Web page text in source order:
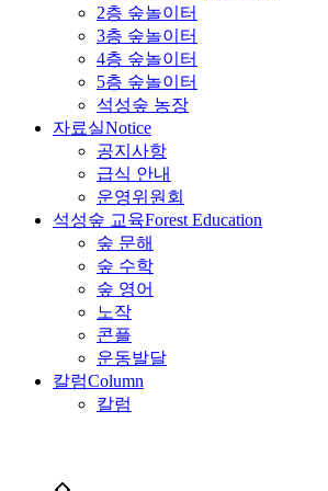
2층 숲놀이터
3층 숲놀이터
4층 숲놀이터
5층 숲놀이터
석성숲 농장
자료실Notice
공지사항
급식 안내
운영위원회
석성숲 교육Forest Education
숲 문해
숲 수학
숲 영어
노작
콘플
운동발달
칼럼Column
칼럼